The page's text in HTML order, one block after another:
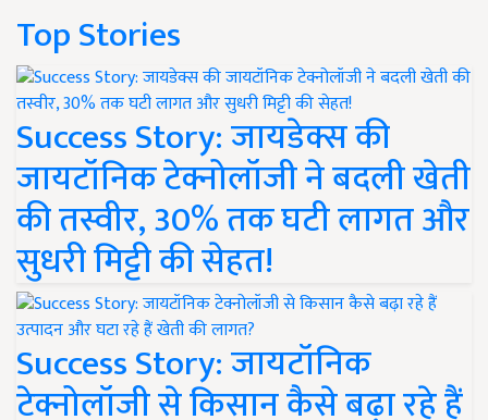
Top Stories
Success Story: जायडेक्स की
जायटॉनिक टेक्नोलॉजी ने बदली खेती
की तस्वीर, 30% तक घटी लागत और
सुधरी मिट्टी की सेहत!
Success Story: जायटॉनिक
टेक्नोलॉजी से किसान कैसे बढ़ा रहे हैं